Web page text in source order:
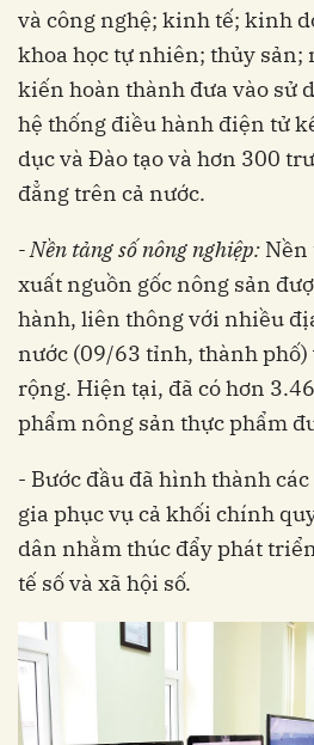
và công nghệ; kinh tế; kinh
khoa học tự nhiên; thủy sản;
kiến hoàn thành đưa vào sử
hệ thống điều hành điện tử
dục và Đào tạo và hơn 300
đẳng trên cả nước.
- Nền tảng số nông nghiệp: Nền
xuất nguồn gốc nông sản
hành, liên thông với nhiều
nước (09/63 tỉnh, thành phố)
rộng. Hiện tại, đã có hơn
phẩm nông sản thực phẩm
- Bước đầu đã hình thành
gia phục vụ cả khối chính
dân nhằm thúc đẩy phát
tế số và xã hội số.